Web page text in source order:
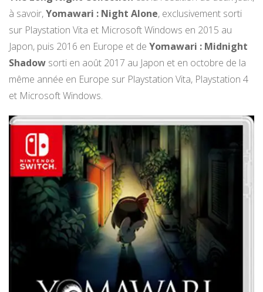
à savoir,Yomawari : Night Alone, exclusivement sorti
sur Playstation Vita et Microsoft Windows en 2015 au
Japon, puis 2016 en Europe et de Yomawari : Midnight
Shadow sorti en août 2017 au Japon et en octobre de la
même année en Europe sur Playstation Vita, Playstation 4
et Microsoft Windows.